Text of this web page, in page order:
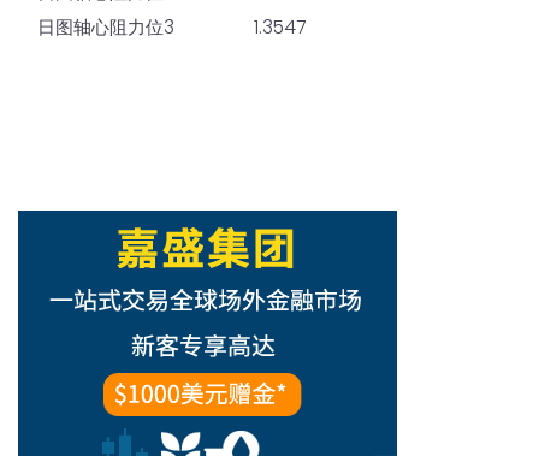
日图轴心阻力位3
1.3547